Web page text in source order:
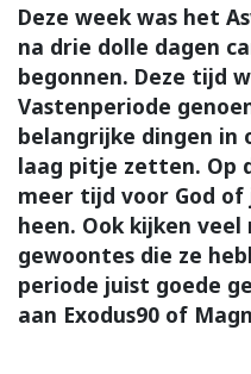
Deze week was het
na drie dolle dagen
begonnen. Deze tijd
Vastenperiode
belangrijke dingen in
laag pitje zetten. Op
meer tijd voor God of
heen. Ook kijken
gewoontes die ze
periode juist goede
aan Exodus90 of